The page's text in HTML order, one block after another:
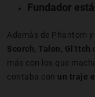
Fundador
Además de Phantom
Scorch, Talon, Gl1tch
más con los que
contaba con un traje